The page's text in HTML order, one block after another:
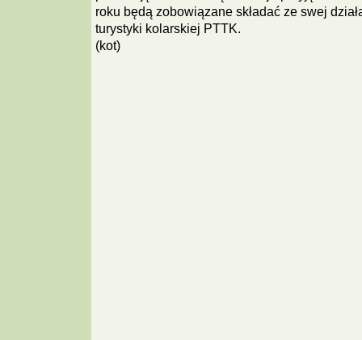
roku będą zobowiązane składać ze swej
turystyki kolarskiej PTTK.
(kot)